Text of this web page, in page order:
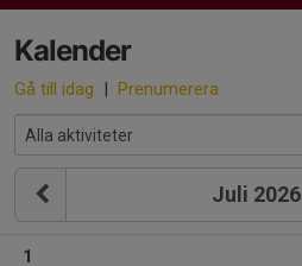
Kalender
Gå till idag | Prenumerera
Juli 2026
1